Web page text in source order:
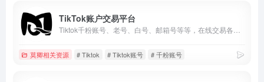
TikTok账户交易平台
莫卿相关资源 # Tiktok # Tiktok账号 # 千粉账号